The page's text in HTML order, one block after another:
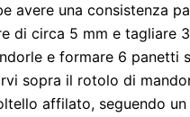
avere una consistenza
di circa 5 mm e tagliare
e formare 6 panetti
sopra il rotolo di
affilato, seguendo